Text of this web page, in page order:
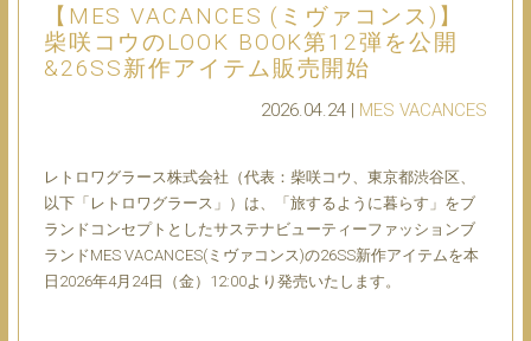
【MES VACANCES (ミヴァコンス)】
柴咲コウのLOOK BOOK第12弾を公開
&26SS新作アイテム販売開始
2026.04.24 | MES VACANCES
レトロワグラース株式会社（代表：柴咲コウ、東京都渋谷区、
以下「レトロワグラース」）は、「旅するように暮らす」をブ
ランドコンセプトとしたサステナビューティーファッションブ
ランドMES VACANCES(ミヴァコンス)の26SS新作アイテムを本
日2026年4月24日（金）12:00より発売いたします。